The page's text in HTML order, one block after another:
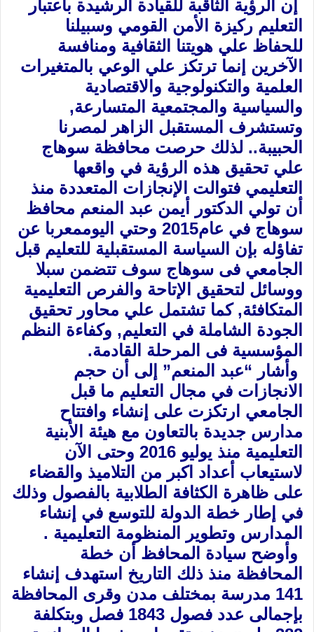
‏ إن الرؤية الثاقبة للقيادة الرشيدة باعتبار
التعليم ركيزة الأمن القومي وسبيلنا
للحفاظ علي ‏هويتنا الثقافية ومنافسة
الآخرين إنما ترتكز علي الوعي بالمتغيرات
العلمية والتكنولوجية والاقتصادية
‏والسياسية والمجتمعية المتسارعة‏,‏
وتستشرف المستقبل الزاهر لمصرنا
الحبيبة‏..‏ لذلك حرصت ‏محافظة سوهاج
علي تحقيق هذه الرؤية في واقعها
التعليمي فتوالت الإنجازات المتعددة منذ
أن تولي ‏الدكتور أيمن عبد المنعم محافظ
سوهاج في عام‏2015 وحتي اليوم‏معربا عن
تفاؤله بإن السياسة ‏المستقبلية للتعليم قبل
الجامعي فى سوهاج سوف تتضمن سبلا
ووسائل لتحقيق الإتاحة والفرص ‏التعليمية
المتكافئة‏,‏ كما تشتمل علي محاور تحقيق
الجودة الشاملة في التعليم‏,‏ وكفاءة النظم
المؤسسية‏ ‏فى المرحلة القادمة.‏‎
‏ وأشار “عبد المنعم” إلى أن حجم
الانجازات في مجال التعليم ما قبل
الجامعي ارتكزت على ‏إنشاء وافتتاح
مدارس جديدة بالتعاون مع هيئة الأبنية
التعليمية منذ يوليو 2016 وحتى الآن
‏لاستيعاب أعداد اكبر من التلاميذ والقضاء
على ظاهرة الكثافة الطلابية بالفصول وذلك
في إطار خطة ‏الدولة للتوسع في إنشاء
المدارس وتطوير المنظومة التعليمية .‏
‏ وأوضح سيادة المحافظ أن خطة
المحافظة منذ ذلك التاريخ استهدف إنشاء
141 مدرسة بمختلف ‏مدن وقرى المحافظة
بإجمالى عدد فصول 1843 فصل وبتكلفة